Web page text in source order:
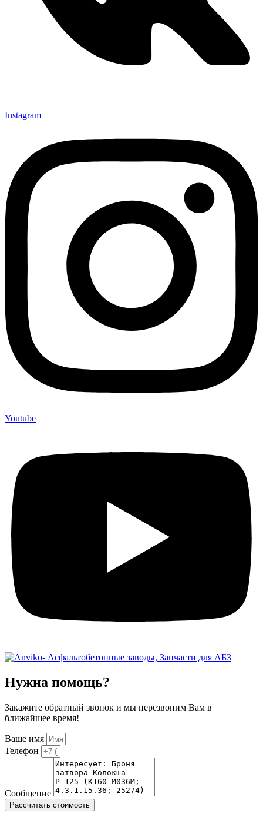
Instagram
Youtube
Нужна помощь?
Закажите обратный звонок и мы перезвоним Вам в
ближайшее время!
Ваше имя
Телефон
Сообщение
Рассчитать стоимость